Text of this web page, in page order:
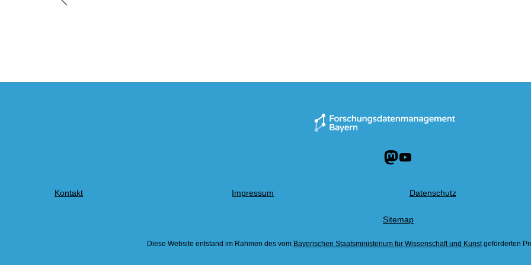
Mastodon
YouTube
Kontakt Impressum Datenschutz
Sitemap
Diese Website entstand im Rahmen des vom Bayerischen Staatsministerium für Wissenschaft und Kunstgeförderten